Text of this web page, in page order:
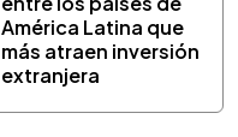
América Latina que
más atraen inversión
extranjera